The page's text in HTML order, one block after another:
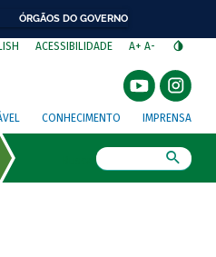
ÓRGÃOS DO GOVERNO
ACESSIBILIDADE A+ A-
CONHECIMENTO IMPRENSA